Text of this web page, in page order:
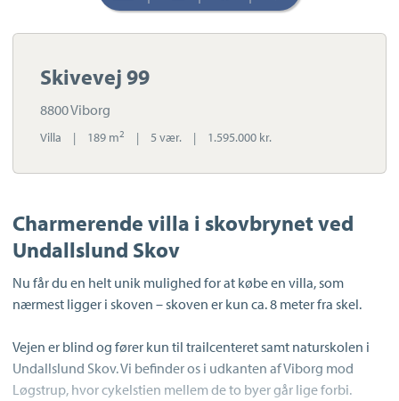
Skivevej 99
8800 Viborg
Villa | 189 m2 | 5 vær. | 1.595.000 kr.
Charmerende villa i skovbrynet ved
Undallslund Skov
Nu får du en helt unik mulighed for at købe en villa, som
nærmest ligger i skoven – skoven er kun ca. 8 meter fra skel.
Vejen er blind og fører kun til trailcenteret samt naturskolen i
Undallslund Skov. Vi befinder os i udkanten af Viborg mod
Løgstrup, hvor cykelstien mellem de to byer går lige forbi.